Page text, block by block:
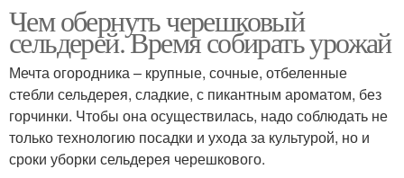
Чем обернуть черешковый
сельдерей. Время собирать урожай
Мечта огородника – крупные, сочные, отбеленные
стебли сельдерея, сладкие, с пикантным ароматом, без
горчинки. Чтобы она осуществилась, надо соблюдать не
только технологию посадки и ухода за культурой, но и
сроки уборки сельдерея черешкового.